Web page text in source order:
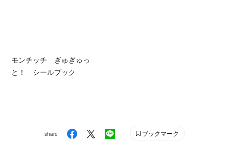
モンチッチ ぎゅぎゅっ
と！ シールブック
share ブックマーク